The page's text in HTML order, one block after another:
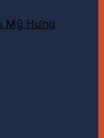
Mỹ Hưng